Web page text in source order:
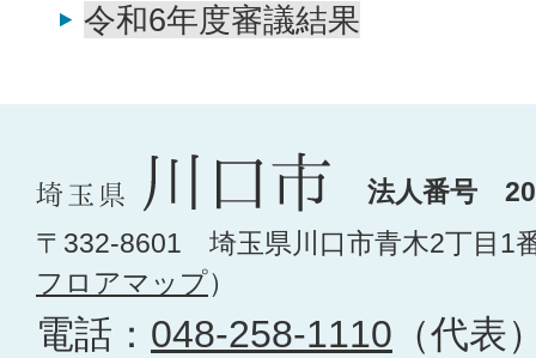
令和6年度審議結果
法人番号
〒332-8601 埼玉県川口市青木2丁目1
フロアマップ）
電話： 048-258-1110 （代表